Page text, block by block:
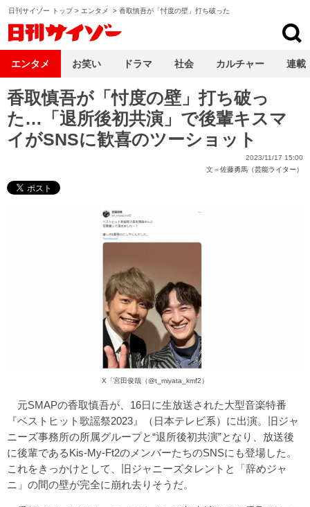
日刊サイゾー トップ> エンタメ > 香取慎吾が「忖度の壁」打ち破った
香取慎吾が「忖度の壁」打ち破っ
た…「退所後初共演」で後輩キスマ
イがSNSに歓喜のツーショット
2023/11/17 15:00
文＝佐藤勇馬（芸能ライター）
X 「宮田俊哉（@t_miyata_kmf2）
元SMAPの香取慎吾が、16日に生放送された大型音楽特番
『ベストヒット歌謡祭2023』（日本テレビ系）に出演。旧ジャ
ニーズ事務所の所属グループと“退所後初共演”となり、放送後
に後輩であるKis-My-Ft2のメンバーたちのSNSにも登場した。
これをきっかけとして、旧ジャニーズタレントと「辞めジャ
ニ」の間の壁が完全に崩れ去りそうだ。
エンタメ お笑い ドラマ 社会 カルチャー 連載